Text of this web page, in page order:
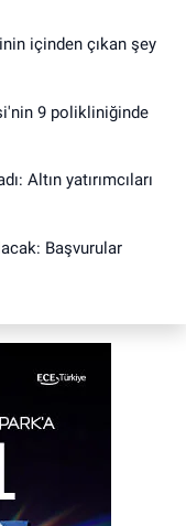
içinden çıkan şey
9 polikliniğinde
Altın yatırımcıları
Başvurular